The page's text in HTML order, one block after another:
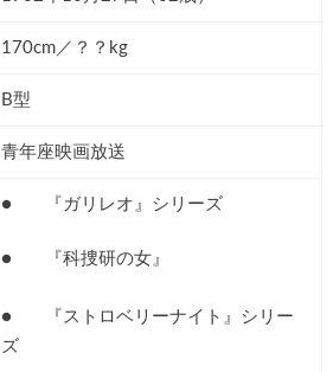
170cm／？？kg
B型
青年座映画放送
● 『ガリレオ』シリーズ
● 『科捜研の女』
● 『ストロベリーナイト』シリー
ズ